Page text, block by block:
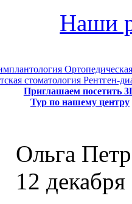
Наши
стоматология Рентген-
Приглашаем посетить
Тур по нашему центру
Ольга
12